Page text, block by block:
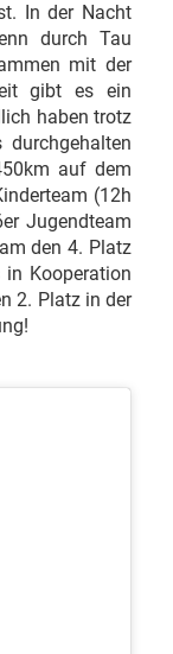
In der Nacht
durch Tau
mit der
gibt es ein
haben trotz
durchgehalten
auf dem
(12h
Jugendteam
den 4. Platz
in Kooperation
2. Platz in der